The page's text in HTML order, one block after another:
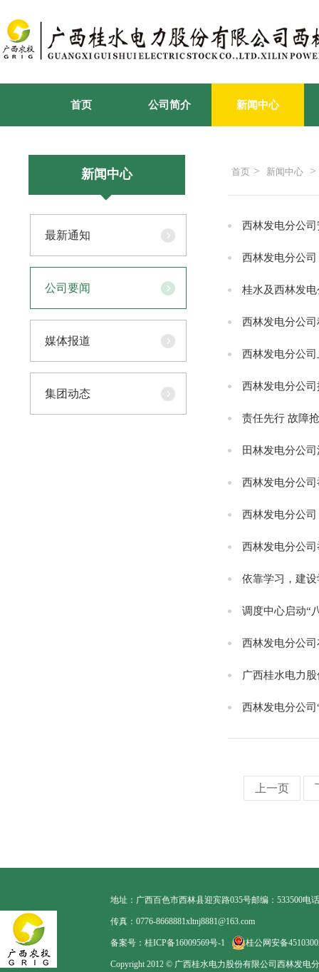
首页 公司简介 新闻中心
新闻中心
最新通知
公司要闻
媒体报道
集团动态
首页 > 新闻中心 >
西林发电分公
西林发电分公
桂水及西林发
西林发电分公
西林发电分公
西林发电分公
责任先行 故障
田林发电分公
西林发电分公
西林发电分公司
西林发电分公
依靠学习，建
调度中心启动“
西林发电分公
广西桂水电力
西林发电分公
上一页
地址：广西百色市西林县迎宾路035号邮编：533500电
传真：0776-8668881xltnj8881@163.com
备案号：桂ICP备16009569号-1 桂公网安备
Copyright 2012 © 广西桂水电力股份有限公司西林发电